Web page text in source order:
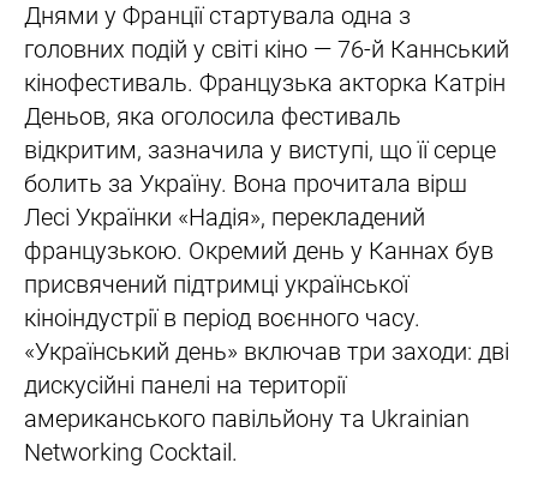
Днями у Франції стартувала одна з
головних подій у світі кіно — 76-й Каннський
кінофестиваль. Французька акторка Катрін
Деньов, яка оголосила фестиваль
відкритим, зазначила у виступі, що її серце
болить за Україну. Вона прочитала вірш
Лесі Українки «Надія», перекладений
французькою. Окремий день у Каннах був
присвячений підтримці української
кіноіндустрії в період воєнного часу.
«Український день» включав три заходи: дві
дискусійні панелі на території
американського павільйону та Ukrainian
Networking Cocktail.